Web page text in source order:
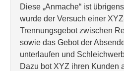
Diese „Anmache“ ist
wurde der Versuch einer
Trennungsgebot zwischen
sowie das Gebot der
unterlaufen und
Dazu bot XYZ ihren Kunden